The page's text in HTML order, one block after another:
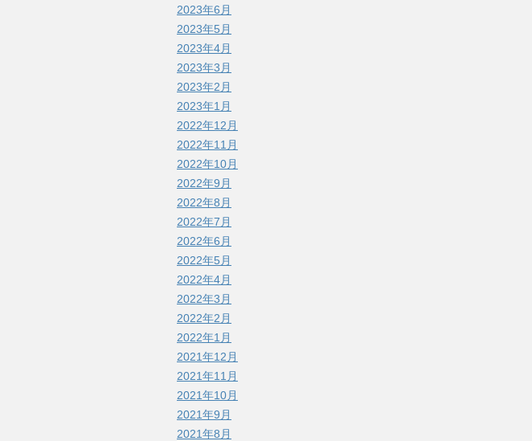
2023年6月
2023年5月
2023年4月
2023年3月
2023年2月
2023年1月
2022年12月
2022年11月
2022年10月
2022年9月
2022年8月
2022年7月
2022年6月
2022年5月
2022年4月
2022年3月
2022年2月
2022年1月
2021年12月
2021年11月
2021年10月
2021年9月
2021年8月